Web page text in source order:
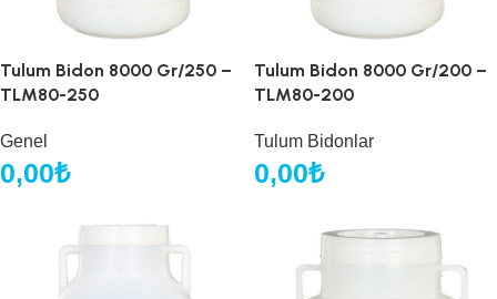
Tulum Bidon 8000 Gr/250 –
TLM80-250
Genel
0,00₺
Tulum Bidon 8000 Gr/200 –
TLM80-200
Tulum Bidonlar
0,00₺